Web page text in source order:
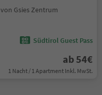
von Gsies Zentrum
Südtirol Guest Pass
ab 54€
1 Nacht / 1 Apartment Inkl. MwSt.